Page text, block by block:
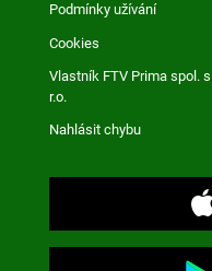
Podmínky užívání
Cookies
Vlastník FTV Prima spol. s
r.o.
Nahlásit chybu